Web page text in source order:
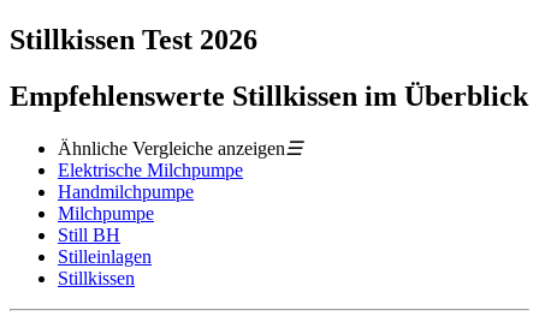
Stillkissen Test 2026
Empfehlenswerte Stillkissen im Überblick
Ähnliche Vergleiche anzeigen☰
Elektrische Milchpumpe
Handmilchpumpe
Milchpumpe
Still BH
Stilleinlagen
Stillkissen